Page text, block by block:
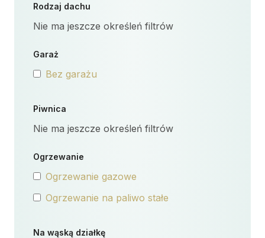
Rodzaj dachu
Nie ma jeszcze określeń filtrów
Garaż
Bez garażu
Piwnica
Nie ma jeszcze określeń filtrów
Ogrzewanie
Ogrzewanie gazowe
Ogrzewanie na paliwo stałe
Na wąską działkę